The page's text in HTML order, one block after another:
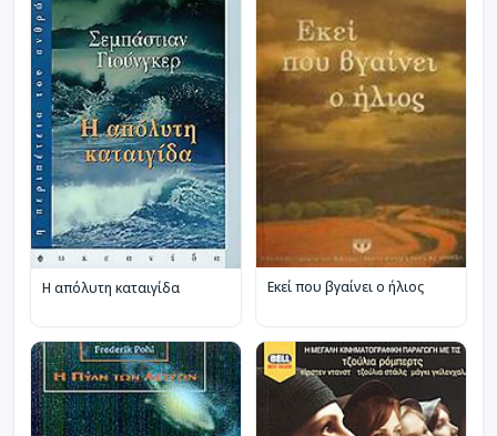
Η απόλυτη καταιγίδα Εκεί που βγαίνει ο ήλιος